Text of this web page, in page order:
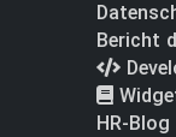
Bericht
HR-